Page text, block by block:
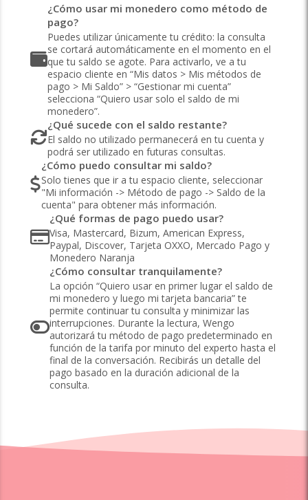
¿Cómo usar mi monedero como método de
pago?
Puedes utilizar únicamente tu crédito: la consulta
se cortará automáticamente en el momento en el
que tu saldo se agote. Para activarlo, ve a tu
espacio cliente en “Mis datos > Mis métodos de
pago > Mi Saldo” > “Gestionar mi cuenta”
selecciona “Quiero usar solo el saldo de mi
monedero”.
¿Qué sucede con el saldo restante?
El saldo no utilizado permanecerá en tu cuenta y
podrá ser utilizado en futuras consultas.
¿Cómo puedo consultar mi saldo?
Solo tienes que ir a tu espacio cliente, seleccionar
"Mi información -> Método de pago -> Saldo de la
cuenta" para obtener más información.
¿Qué formas de pago puedo usar?
Visa, Mastercard, Bizum, American Express,
Paypal, Discover, Tarjeta OXXO, Mercado Pago y
Monedero Naranja
¿Cómo consultar tranquilamente?
La opción “Quiero usar en primer lugar el saldo de
mi monedero y luego mi tarjeta bancaria” te
permite continuar tu consulta y minimizar las
interrupciones. Durante la lectura, Wengo
autorizará tu método de pago predeterminado en
función de la tarifa por minuto del experto hasta el
final de la conversación. Recibirás un detalle del
pago basado en la duración adicional de la
consulta.